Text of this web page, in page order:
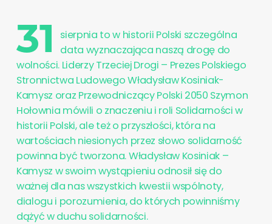
31
sierpnia to w historii Polski szczególna
data wyznaczająca naszą drogę do
wolności. Liderzy Trzeciej Drogi – Prezes Polskiego
Stronnictwa Ludowego Władysław Kosiniak-
Kamysz oraz Przewodniczący Polski 2050 Szymon
Hołownia mówili o znaczeniu i roli Solidarności w
historii Polski, ale też o przyszłości, która na
wartościach niesionych przez słowo solidarność
powinna być tworzona. Władysław Kosiniak –
Kamysz w swoim wystąpieniu odnosił się do
ważnej dla nas wszystkich kwestii wspólnoty,
dialogu i porozumienia, do których powinniśmy
dążyć w duchu solidarności.